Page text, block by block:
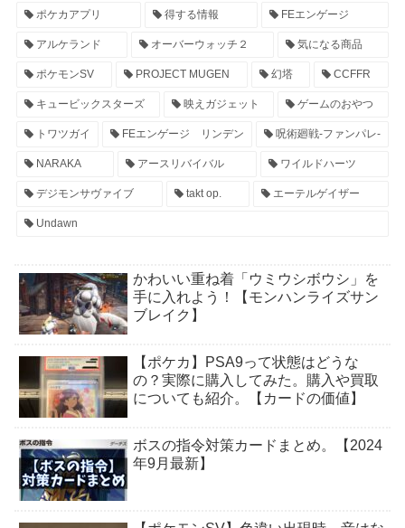
ポケカアプリ 得する情報 FEエンゲージ
アルケランド オーバーウォッチ２ 気になる商品
ポケモンSV PROJECT MUGEN 幻塔 CCFFR
キュービックスターズ 映えガジェット ゲームのおやつ
トワツガイ FEエンゲージ リンデン 呪術廻戦-ファンパレ-
NARAKA アースリバイバル ワイルドハーツ
デジモンサヴァイブ takt op. エーテルゲイザー
Undawn
かわいい重ね着「ウミウシボウシ」を
手に入れよう！【モンハンライズサン
ブレイク】
【ポケカ】PSA9って状態はどうな
の？実際に購入してみた。購入や買取
についても紹介。【カードの価値】
ボスの指令対策カードまとめ。【2024
年9月最新】